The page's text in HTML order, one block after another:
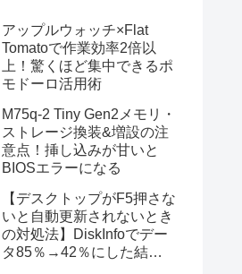
アップルウォッチ×Flat
Tomatoで作業効率2倍以
上！驚くほど集中できるポ
モドーロ活用術
M75q-2 Tiny Gen2メモリ・
ストレージ換装&増設の注
意点！挿し込みが甘いと
BIOSエラーになる
【デスクトップがF5押さな
いと自動更新されないとき
の対処法】DiskInfoでデー
タ85％→42％にした結